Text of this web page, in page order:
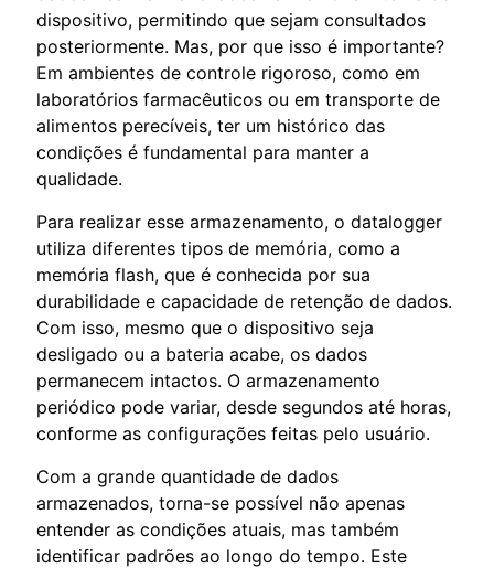
dispositivo, permitindo que sejam consultados
posteriormente. Mas, por que isso é importante?
Em ambientes de controle rigoroso, como em
laboratórios farmacêuticos ou em transporte de
alimentos perecíveis, ter um histórico das
condições é fundamental para manter a
qualidade.
Para realizar esse armazenamento, o datalogger
utiliza diferentes tipos de memória, como a
memória flash, que é conhecida por sua
durabilidade e capacidade de retenção de dados.
Com isso, mesmo que o dispositivo seja
desligado ou a bateria acabe, os dados
permanecem intactos. O armazenamento
periódico pode variar, desde segundos até horas,
conforme as configurações feitas pelo usuário.
Com a grande quantidade de dados
armazenados, torna-se possível não apenas
entender as condições atuais, mas também
identificar padrões ao longo do tempo. Este